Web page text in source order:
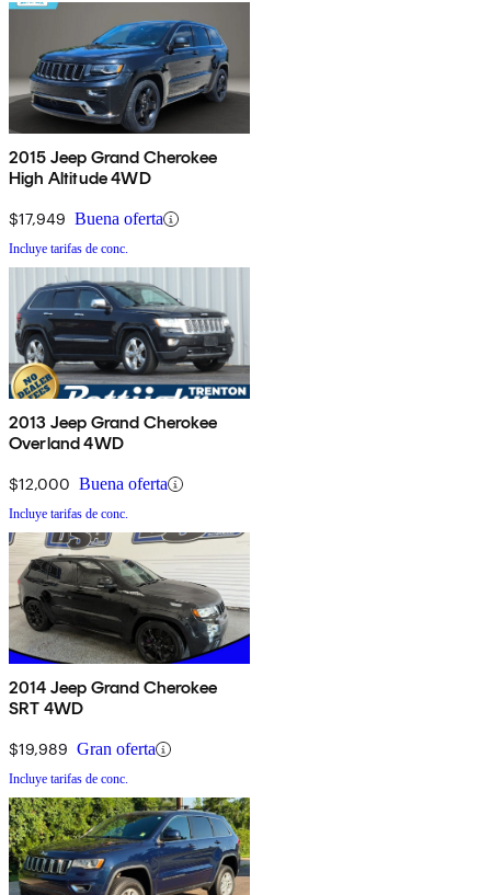
2015 Jeep Grand Cherokee
High Altitude 4WD
$17,949 Buena oferta
Incluye tarifas de conc.
2013 Jeep Grand Cherokee
Overland 4WD
$12,000 Buena oferta
Incluye tarifas de conc.
2014 Jeep Grand Cherokee
SRT 4WD
$19,989 Gran oferta
Incluye tarifas de conc.